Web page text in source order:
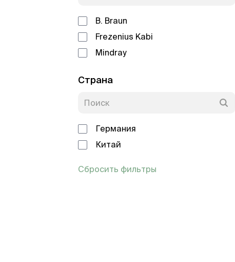
B. Braun
Frezenius Kabi
Mindray
Страна
Германия
Китай
Сбросить фильтры